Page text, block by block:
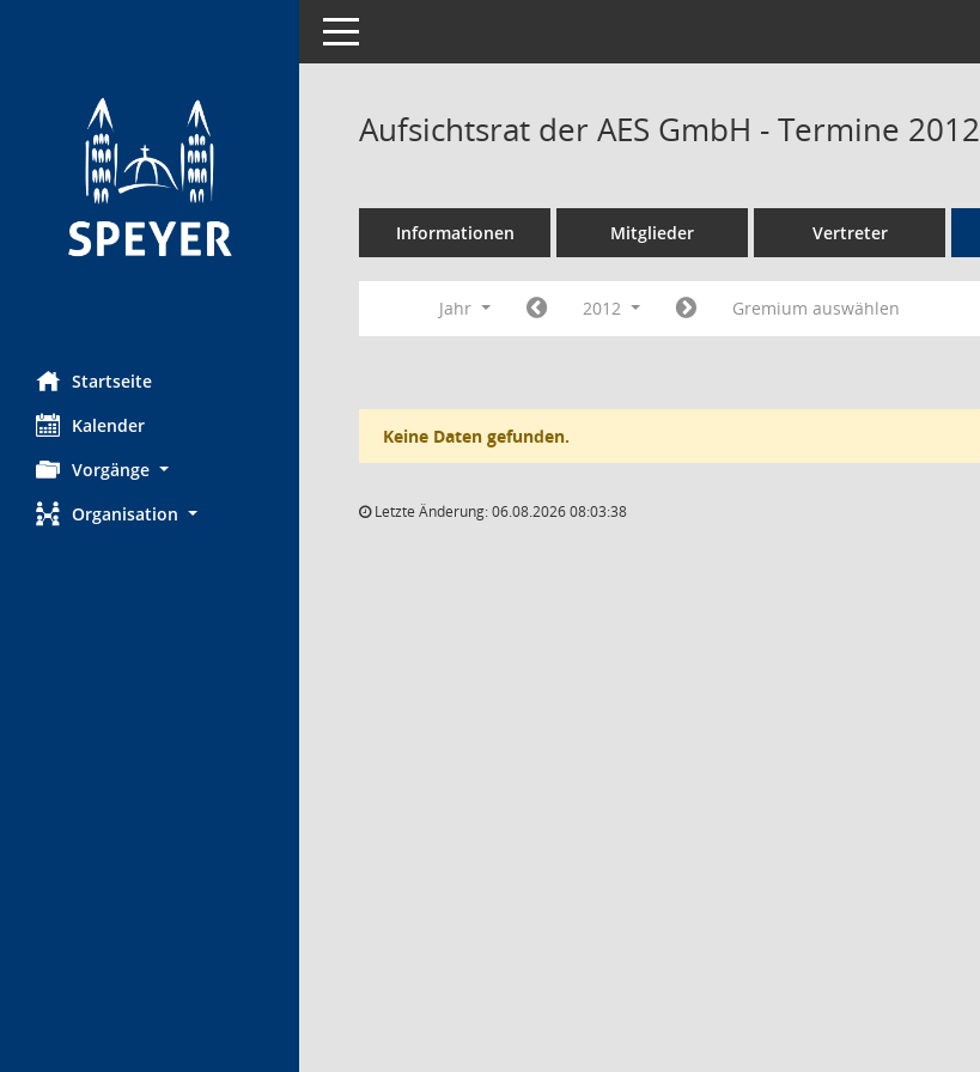
Startseite
Kalender
Vorgänge
Organisation
Toggle navigation
Aufsichtsrat der AES GmbH - Termine 2012
Informationen Mitglieder Vertreter
Jahr 2012 Gremium auswählen
Keine Daten gefunden.
Letzte Änderung: 06.08.2026 08:03:38